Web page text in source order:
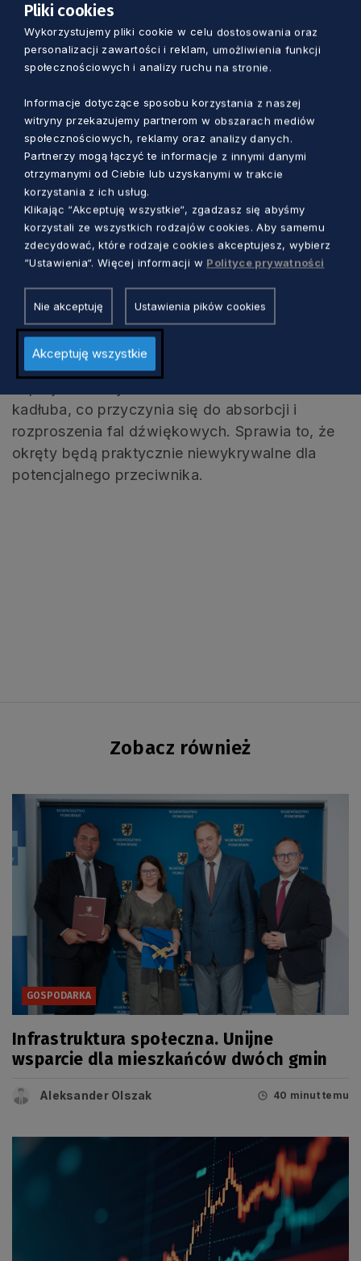
doświadczenia w budowie tego typu jednostek.
Szwedzką specjalnością jest napęd niezależny
od powietrza, a także konstrukcja
płytkiego Bałtyku oraz osiadanie na dnie.
Siłownia, oprócz silników diesla i elektrycznych
opierać się będzie na silniku Stirlinga, w którym
nie dochodzi do wewnętrznego spalania, zatem
nie pobiera od tlenu do pracy. Umożliwia to
okrętowi przebywanie pod wodą przez długi
czas bez konieczności ładowania
akumulatorów przy użyciu silników Diesla.
bezgłośna praca, co jest jednym z czynników
małej emisji dźwięków przez jednostkę. Niska
sygnatura akustyczna to również zasługa
powłoki anechoicznej oraz specjalnie
kadłuba, co przyczynia się do absorbcji i
rozproszenia fal dźwiękowych. Sprawia to, że
okręty będą praktycznie niewykrywalne dla
potencjalnego przeciwnika.
Zobacz również
GOSPODARKA
Infrastruktura społeczna. Unijne
wsparcie dla mieszkańców dwóch gmin
Aleksander Olszak 40 minut temu
Pliki cookies
Wykorzystujemy pliki cookie w celu dostosowania oraz
personalizacji zawartości i reklam, umożliwienia funkcji
społecznościowych i analizy ruchu na stronie.
Informacje dotyczące sposobu korzystania z naszej
witryny przekazujemy partnerom w obszarach mediów
społecznościowych, reklamy oraz analizy danych.
Partnerzy mogą łączyć te informacje z innymi danymi
otrzymanymi od Ciebie lub uzyskanymi w trakcie
korzystania z ich usług.
Klikając “Akceptuję wszystkie“, zgadzasz się abyśmy
korzystali ze wszystkich rodzajów cookies. Aby samemu
zdecydować, które rodzaje cookies akceptujesz, wybierz
“Ustawienia“. Więcej informacji w Polityce prywatności
Nie akceptuję Ustawienia pików cookies
Akceptuję wszystkie